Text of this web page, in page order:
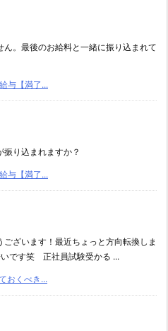
。最後のお給料と一緒に振り込まれて
与【満了...
り込まれますか？
与【満了...
ございます！最近ちょっと方向転換しま
です笑 正社員試験受かる ...
おくべき...